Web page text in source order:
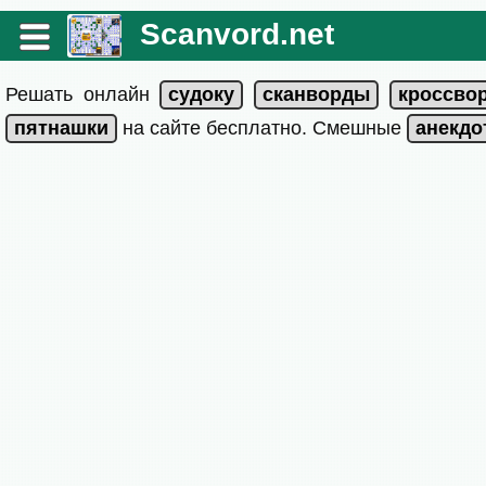
Scanvord.net
Решать онлайн
на сайте бесплатно. Смешные